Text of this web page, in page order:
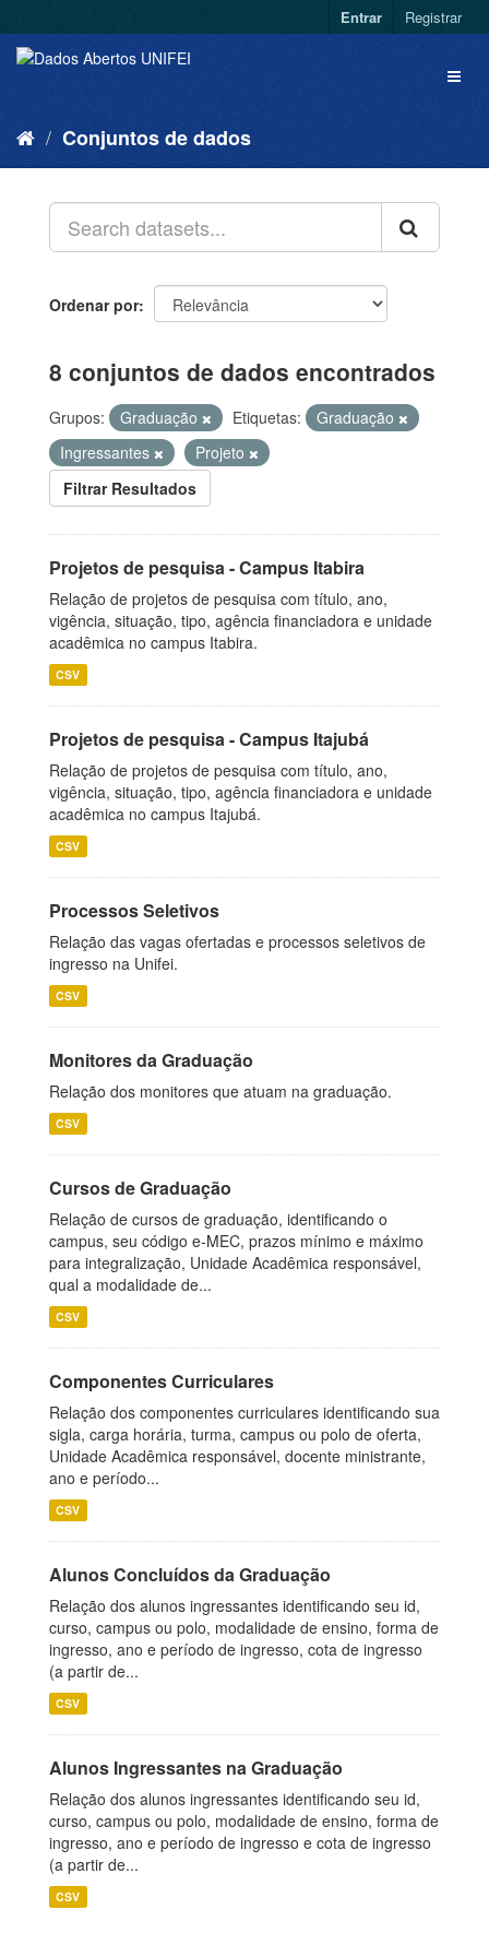
Entrar Registrar
Conjuntos de dados
Ordenar por
8 conjuntos de dados encontrados
Grupos: Graduação Etiquetas:
Graduação
Ingressantes
Projeto
Filtrar Resultados
Projetos de pesquisa - Campus Itabira
Relação de projetos de pesquisa com título, ano,
vigência, situação, tipo, agência financiadora e unidade
acadêmica no campus Itabira.
CSV
Projetos de pesquisa - Campus Itajubá
Relação de projetos de pesquisa com título, ano,
vigência, situação, tipo, agência financiadora e unidade
acadêmica no campus Itajubá.
CSV
Processos Seletivos
Relação das vagas ofertadas e processos seletivos de
ingresso na Unifei.
CSV
Monitores da Graduação
Relação dos monitores que atuam na graduação.
CSV
Cursos de Graduação
Relação de cursos de graduação, identificando o
campus, seu código e-MEC, prazos mínimo e máximo
para integralização, Unidade Acadêmica responsável,
qual a modalidade de...
CSV
Componentes Curriculares
Relação dos componentes curriculares identificando sua
sigla, carga horária, turma, campus ou polo de oferta,
Unidade Acadêmica responsável, docente ministrante,
ano e período...
CSV
Alunos Concluídos da Graduação
Relação dos alunos ingressantes identificando seu id,
curso, campus ou polo, modalidade de ensino, forma de
ingresso, ano e período de ingresso, cota de ingresso
(a partir de...
CSV
Alunos Ingressantes na Graduação
Relação dos alunos ingressantes identificando seu id,
curso, campus ou polo, modalidade de ensino, forma de
ingresso, ano e período de ingresso e cota de ingresso
(a partir de...
CSV